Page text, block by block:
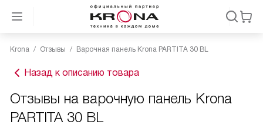
Krona Отзывы Варочная панель Krona PARTITA 30 BL
Назад к описанию товара
Отзывы на варочную панель Krona
PARTITA 30 BL